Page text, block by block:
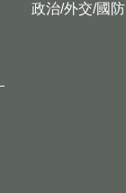
政治/外交/國防